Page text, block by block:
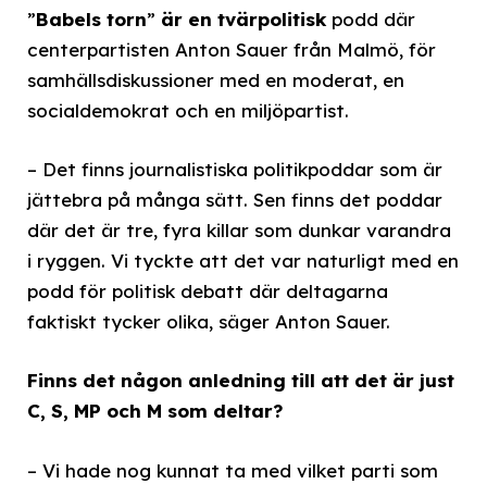
”Babels torn” är en tvärpolitiskpodd där
centerpartisten Anton Sauer från Malmö, för
samhällsdiskussioner med en moderat, en
socialdemokrat och en miljöpartist.
– Det finns journalistiska politikpoddar som är
jättebra på många sätt. Sen finns det poddar
där det är tre, fyra killar som dunkar varandra
i ryggen. Vi tyckte att det var naturligt med en
podd för politisk debatt där deltagarna
faktiskt tycker olika, säger Anton Sauer.
Finns det någon anledning till att det är just
C, S, MP och M som deltar?
– Vi hade nog kunnat ta med vilket parti som